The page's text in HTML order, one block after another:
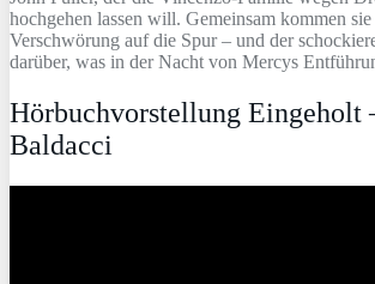
hochgehen lassen will. Gemeinsam kommen
Verschwörung auf die Spur – und der
darüber, was in der Nacht von Mercys
Hörbuchvorstellung Eingeholt
Baldacci